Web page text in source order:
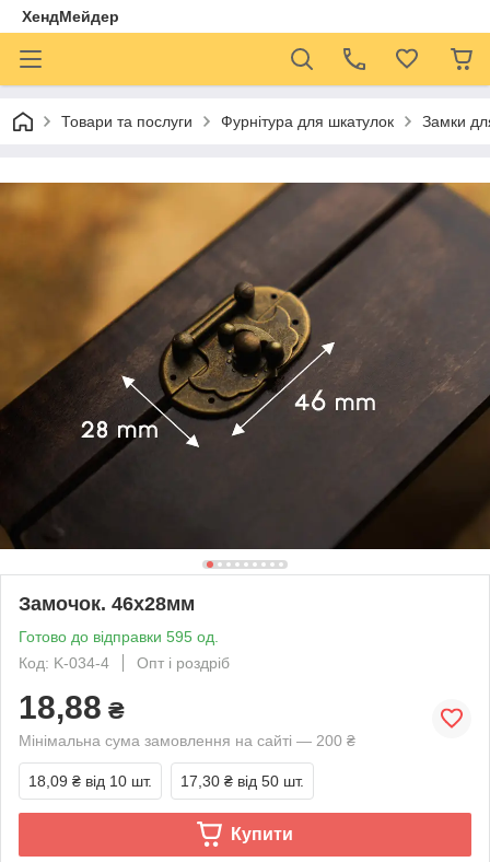
ХендМейдер
Товари та послуги Фурнітура для шкатулок Замки
Замочок. 46х28мм
Готово до відправки 595 од.
Код: K-034-4
Опт і роздріб
18,88 ₴
Мінімальна сума замовлення на сайті — 200 ₴
18,09 ₴ від 10 шт. 17,30 ₴ від 50 шт.
Купити